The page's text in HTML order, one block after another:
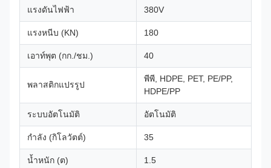
แรงดันไฟฟ้า 380V
แรงหนีบ (KN) 180
เอาท์พุต (กก./ชม.) 40
พลาสติกแปรรูป
พีพี, HDPE, PET, PE/PP,
HDPE/PP
ระบบอัตโนมัติ อัตโนมัติ
กำลัง (กิโลวัตต์) 35
น้ำหนัก (ต) 1.5